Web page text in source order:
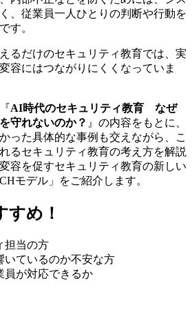
、従業員一人ひとりの判断や行動を
す。
るだけのセキュリティ教育では、実
容にはつながりにくくなっていま
AI時代のセキュリティ教育 なぜ
守れないのか？ 』の内容をもとに、
った具体的な事例 も交えながら、こ
るセキュリティ教育の考え方を解説
容を促すセキュリティ教育の新しい
モデル 」をご紹介します。
すめ！
担当の方
いているのか不安な方
員が対応できるか